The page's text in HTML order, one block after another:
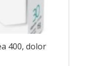
400, dolor